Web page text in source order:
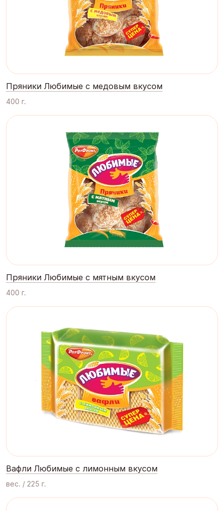
Пряники Любимые с медовым вкусом
400 г.
Пряники Любимые с мятным вкусом
400 г.
Вафли Любимые с лимонным вкусом
вес. / 225 г.